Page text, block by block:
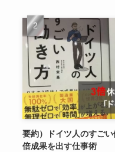
要約）ドイツ人のすご
倍成果を出す仕事術